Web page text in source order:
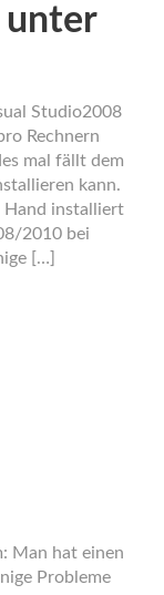
unter
Studio2008
Rechnern
mal fällt dem
kann.
Hand installiert
2010 bei
[…]
Man hat einen
Probleme